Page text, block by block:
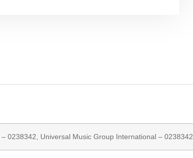
– 0238342, Universal Music Group International – 0238342